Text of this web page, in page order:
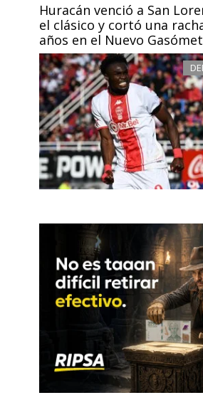
Huracán venció a San
el clásico y cortó una
años en el Nuevo